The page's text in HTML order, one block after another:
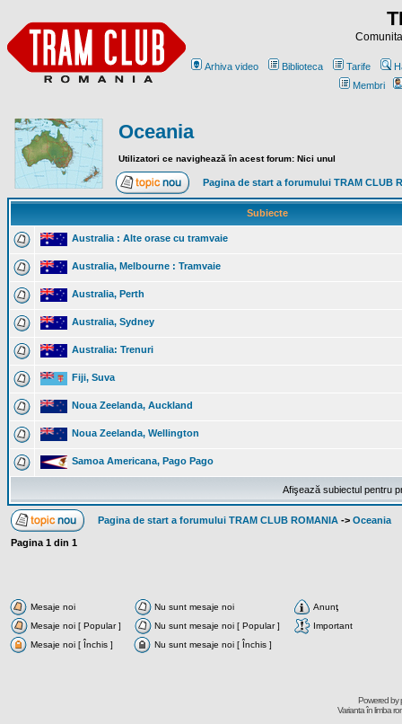
Arhiva video Biblioteca Tarife
Membri
Oceania
Utilizatori ce navighează în acest forum: Nici unul
Pagina de start a forumului TRAM CLUB
Subiecte
Australia : Alte orase cu tramvaie
Australia, Melbourne : Tramvaie
Australia, Perth
Australia, Sydney
Australia: Trenuri
Fiji, Suva
Noua Zeelanda, Auckland
Noua Zeelanda, Wellington
Samoa Americana, Pago Pago
Afişează subiectul pentru
Pagina de start a forumului TRAM CLUB ROMANIA -> Oceania
Pagina 1 din 1
Mesaje noi Nu sunt mesaje noi
Anunţ
Mesaje noi [ Popular ]
Nu sunt mesaje noi [ Popular ]
Important
Mesaje noi [ Închis ]
Nu sunt mesaje noi [ Închis ]
Powered by
Varianta în limba